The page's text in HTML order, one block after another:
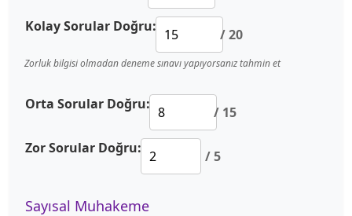
Kolay Sorular Doğru: / 20
Zorluk bilgisi olmadan deneme sınavı yapıyorsanız tahmin et
Orta Sorular Doğru: / 15
Zor Sorular Doğru: / 5
Sayısal Muhakeme